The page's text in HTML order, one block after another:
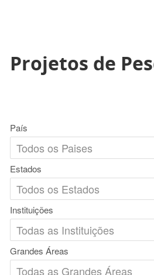
Projetos de
País
Estados
Instituições
Grandes Áreas